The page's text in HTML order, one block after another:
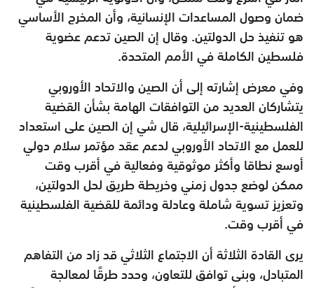
ضمان وصول المساعدات الإنسانية، وأن المخرج الأساسي
هو تنفيذ حل الدولتين. وقال إن الصين تدعم عضوية
فلسطين الكاملة في الأمم المتحدة.
وفي معرض إشارته إلى أن الصين والاتحاد الأوروبي
يتشاركان العديد من التوافقات الهامة بشأن القضية
الفلسطينية-الإسرائيلية، قال شي إن الصين على استعداد
للعمل مع الاتحاد الأوروبي لدعم عقد مؤتمر سلام دولي
أوسع نطاقا وأكثر موثوقية وفعالية في أقرب وقت
ممكن لوضع جدول زمني وخريطة طريق لحل الدولتين،
وتعزيز تسوية شاملة وعادلة ودائمة للقضية الفلسطينية
في أقرب وقت.
يرى القادة الثلاثة أن الاجتماع الثلاثي قد زاد من التفاهم
المتبادل، وبنى توافق للتعاون، وحدد طرقًا لمعالجة